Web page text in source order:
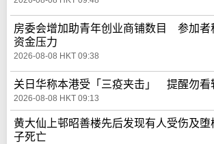
房委会增加助青年创业商铺数目 参加者
资金压力
2026-08-08 HKT 09:38
关日华称本港受「三疫夹击」 提醒勿看
2026-08-08 HKT 09:13
黄大仙上邨昭善楼先后发现有人受伤及
子死亡